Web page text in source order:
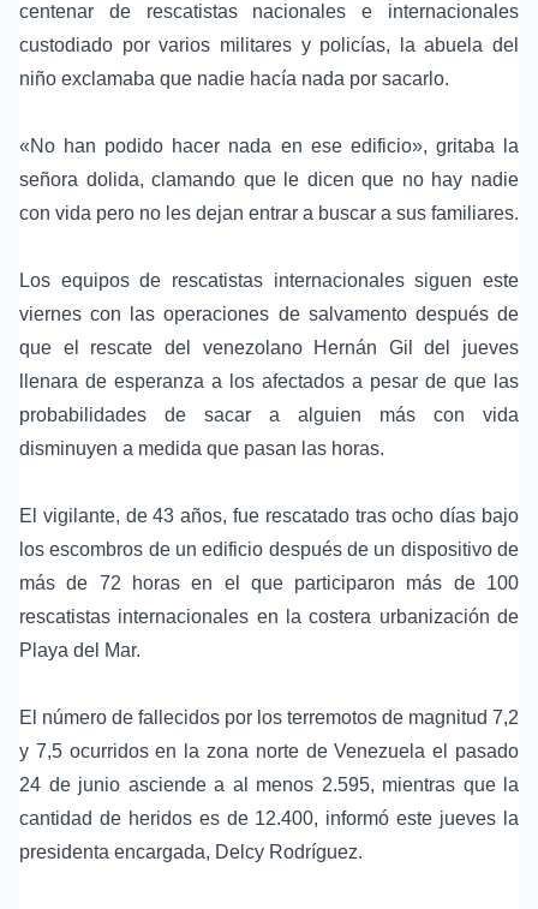
centenar de rescatistas nacionales e internacionales
custodiado por varios militares y policías, la abuela del
niño exclamaba que nadie hacía nada por sacarlo.
«No han podido hacer nada en ese edificio», gritaba la
señora dolida, clamando que le dicen que no hay nadie
con vida pero no les dejan entrar a buscar a sus familiares.
Los equipos de rescatistas internacionales siguen este
viernes con las operaciones de salvamento después de
que el rescate del venezolano Hernán Gil del jueves
llenara de esperanza a los afectados a pesar de que las
probabilidades de sacar a alguien más con vida
disminuyen a medida que pasan las horas.
El vigilante, de 43 años, fue rescatado tras ocho días bajo
los escombros de un edificio después de un dispositivo de
más de 72 horas en el que participaron más de 100
rescatistas internacionales en la costera urbanización de
Playa del Mar.
El número de fallecidos por los terremotos de magnitud 7,2
y 7,5 ocurridos en la zona norte de Venezuela el pasado
24 de junio asciende a al menos 2.595, mientras que la
cantidad de heridos es de 12.400, informó este jueves la
presidenta encargada, Delcy Rodríguez.